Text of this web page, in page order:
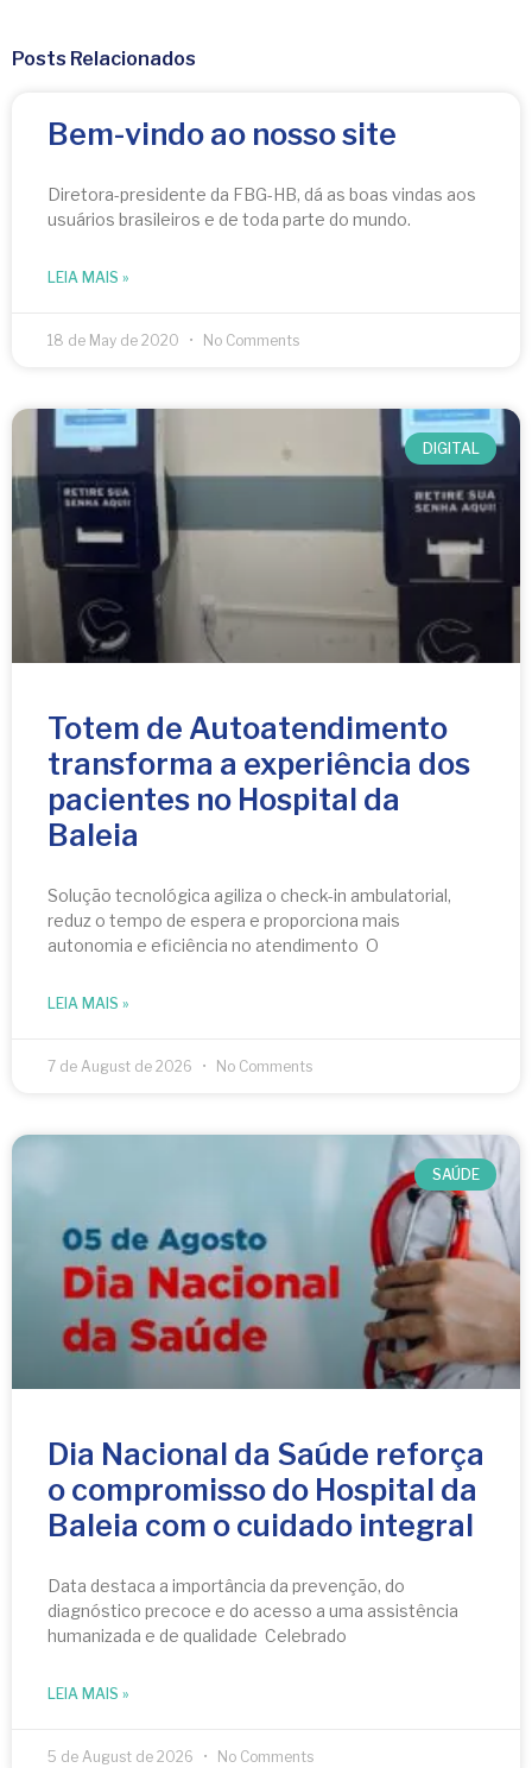
Posts Relacionados
Bem-vindo ao nosso site
Diretora-presidente da FBG-HB, dá as boas vindas aos
usuários brasileiros e de toda parte do mundo.
LEIA MAIS »
18 de May de 2020 No Comments
DIGITAL
Totem de Autoatendimento
transforma a experiência dos
pacientes no Hospital da
Baleia
Solução tecnológica agiliza o check-in ambulatorial,
reduz o tempo de espera e proporciona mais
autonomia e eficiência no atendimento O
LEIA MAIS »
7 de August de 2026 No Comments
SAÚDE
Dia Nacional da Saúde reforça
o compromisso do Hospital da
Baleia com o cuidado integral
Data destaca a importância da prevenção, do
diagnóstico precoce e do acesso a uma assistência
humanizada e de qualidade Celebrado
LEIA MAIS »
5 de August de 2026 No Comments